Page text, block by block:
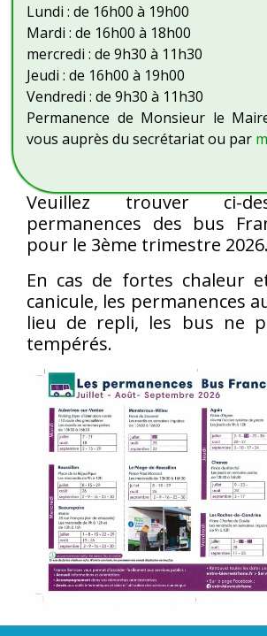
Lundi : de 16h00 à 19h00
Mardi : de 16h00 à 18h00
mercredi : de 9h30 à 11h30
Jeudi : de 16h00 à 19h00
Vendredi : de 9h30 à 11h30
Permanence de Monsieur le
vous auprès du secrétariat ou par
Veuillez trouver ci-
permanences des bus
pour le 3ème trimestre 2026.
En cas de fortes chaleur
canicule, les permanences
lieu de repli, les bus ne
tempérés.